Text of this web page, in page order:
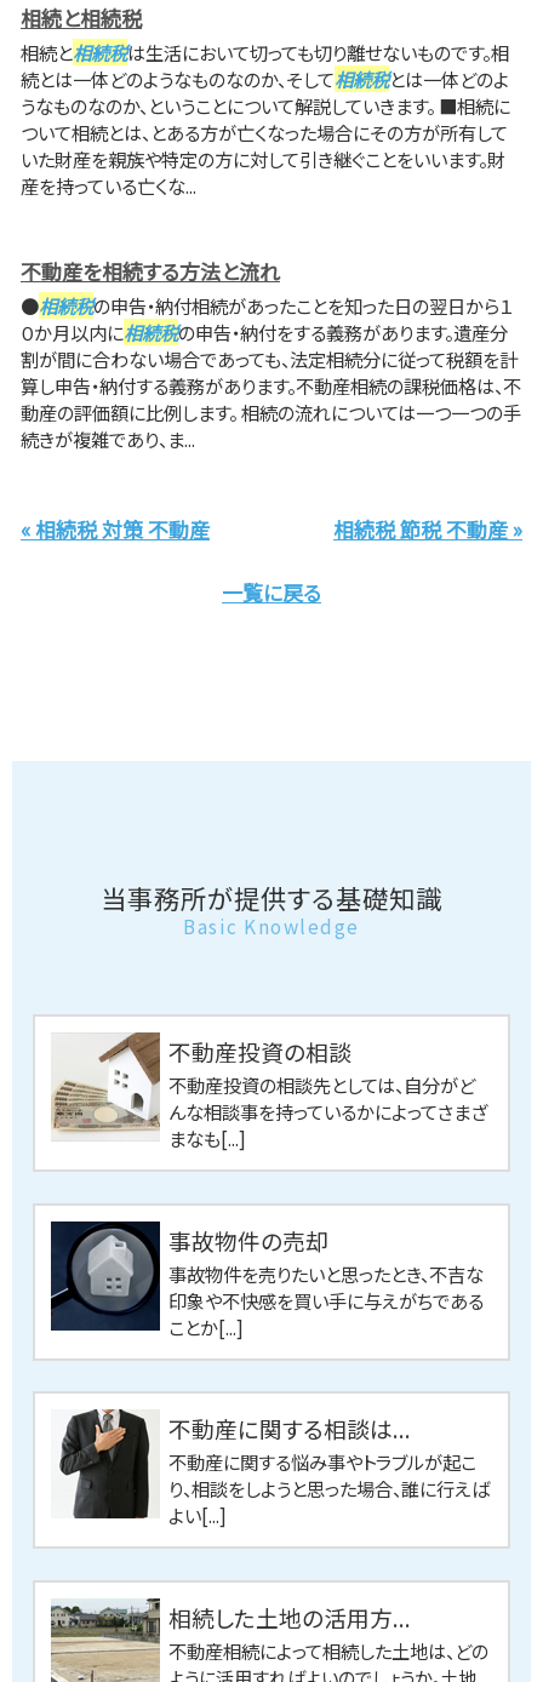
相続と相続税
相続と相続税は生活において切っても切り離せないものです。相
続とは一体どのようなものなのか、そして相続税とは一体どのよ
うなものなのか、ということについて解説していきます。 ■相続に
ついて相続とは、とある方が亡くなった場合にその方が所有して
いた財産を親族や特定の方に対して引き継ぐことをいいます。財
産を持っている亡くな...
不動産を相続する方法と流れ
●相続税の申告・納付相続があったことを知った日の翌日から１
０か月以内に相続税の申告・納付をする義務があります。遺産分
割が間に合わない場合であっても、法定相続分に従って税額を計
算し申告・納付する義務があります。不動産相続の課税価格は、不
動産の評価額に比例します。 相続の流れについては一つ一つの手
続きが複雑であり、ま...
« 相続税 対策 不動産 相続税 節税 不動産 »
一覧に戻る
当事務所が提供する基礎知識
Basic Knowledge
不動産投資の相談
不動産投資の相談先としては、自分がど
んな相談事を持っているかによってさまざ
まなも[...]
事故物件の売却
事故物件を売りたいと思ったとき、不吉な
印象や不快感を買い手に与えがちである
ことか[...]
不動産に関する相談は...
不動産に関する悩み事やトラブルが起こ
り、相談をしようと思った場合、誰に行えば
よい[...]
相続した土地の活用方...
不動産相続によって相続した土地は、どの